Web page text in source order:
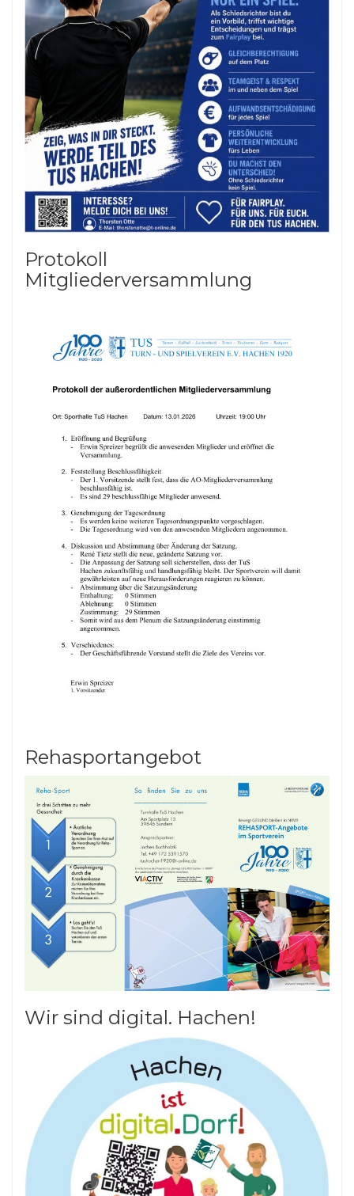
Protokoll
Mitgliederversammlung
Rehasportangebot
Wir sind digital. Hachen!